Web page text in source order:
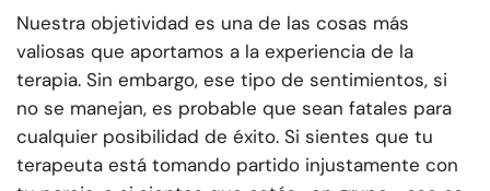
Nuestra objetividad es una de las cosas más
valiosas que aportamos a la experiencia de la
terapia. Sin embargo, ese tipo de sentimientos, si
no se manejan, es probable que sean fatales para
cualquier posibilidad de éxito. Si sientes que tu
terapeuta está tomando partido injustamente con